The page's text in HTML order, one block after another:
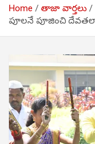
Home
తాజా వార్తలు
పూలనే పూజించి దేవతలా